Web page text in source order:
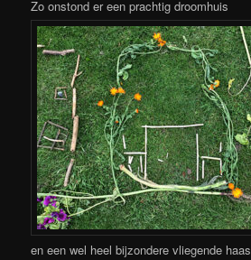
Zo onstond er een prachtig droomhuis
en een wel heel bijzondere vliegende haas